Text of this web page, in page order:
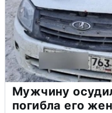
Мужчину
погибла его